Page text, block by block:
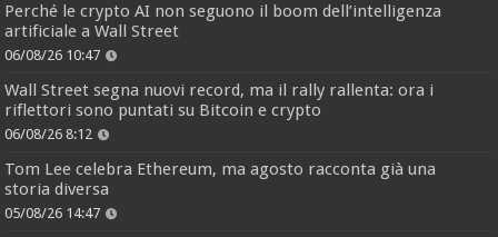
Perché le crypto AI non seguono il boom dell’intelligenza
artificiale a Wall Street
06/08/26 10:47
Wall Street segna nuovi record, ma il rally rallenta: ora i
riflettori sono puntati su Bitcoin e crypto
06/08/26 8:12
Tom Lee celebra Ethereum, ma agosto racconta già una
storia diversa
05/08/26 14:47